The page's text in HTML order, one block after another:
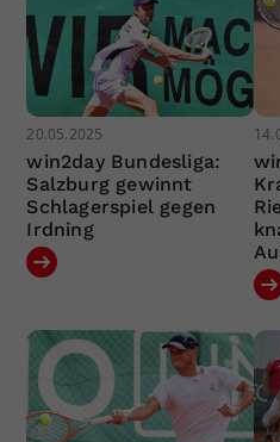
20.05.2025
win2day Bundesliga:
Salzburg gewinnt
Schlagerspiel gegen
Irdning